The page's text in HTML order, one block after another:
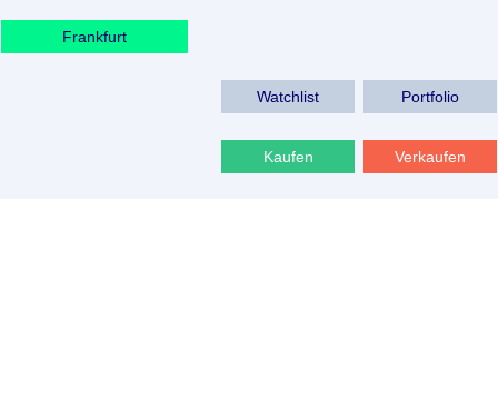
Frankfurt
Watchlist Portfolio
Kaufen Verkaufen